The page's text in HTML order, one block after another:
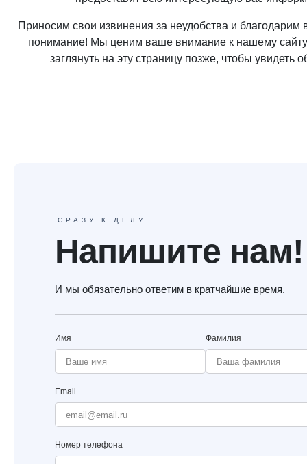
Приносим свои извинения за неудобства и благодарим
понимание! Мы ценим ваше внимание к нашему
заглянуть на эту страницу позже, чтобы увидеть
СРАЗУ К ДЕЛУ
Напишите нам!
И мы обязательно ответим в кратчайшие время.
Имя Фамилия
Email
Номер телефона